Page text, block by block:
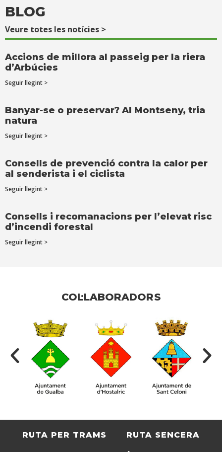
BLOG
Veure totes les notícies >
Accions de millora al passeig per la riera
d’Arbúcies
Seguir llegint >
Banyar-se o preservar? Al Montseny, tria
natura
Seguir llegint >
Consells de prevenció contra la calor per
al senderista i el ciclista
Seguir llegint >
Consells i recomanacions per l’elevat risc
d’incendi forestal
Seguir llegint >
COL·LABORADORS
RUTA PER TRAMS RUTA SENCERA